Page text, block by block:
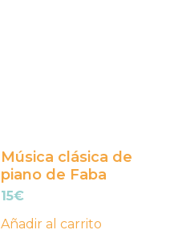
Música clásica de
piano de Faba
15€
Añadir al carrito